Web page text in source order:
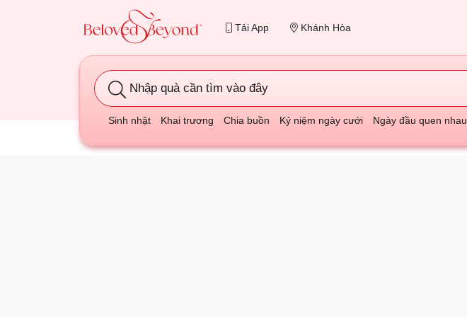
Tải App Khánh Hòa
Nhập quà cần tìm vào đây
Sinh nhật Khai trương Chia buồn Kỷ niệm ngày cưới Ngày đầu quen nhau